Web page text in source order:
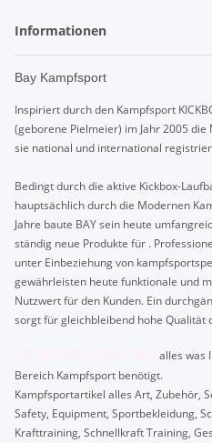
Informationen
Bay Kampfsport
Inspiriert durch den Kampfsport
(geborene Pielmeier) im Jahr 2005 die
sie national und international
Bedingt durch die aktive Kickbox-
hauptsächlich durch die Modernen
Jahre baute BAY sein heute
ständig neue Produkte für .
unter Einbeziehung von
gewährleisten heute funktionale und
Nutzwert für den Kunden. Ein
sorgt für gleichbleibend hohe Qualität
alles was
Bereich Kampfsport benötigt.
Kampfsportartikel alles Art, Zubehör,
Safety, Equipment, Sportbekleidung,
Krafttraining, Schnellkraft Training,